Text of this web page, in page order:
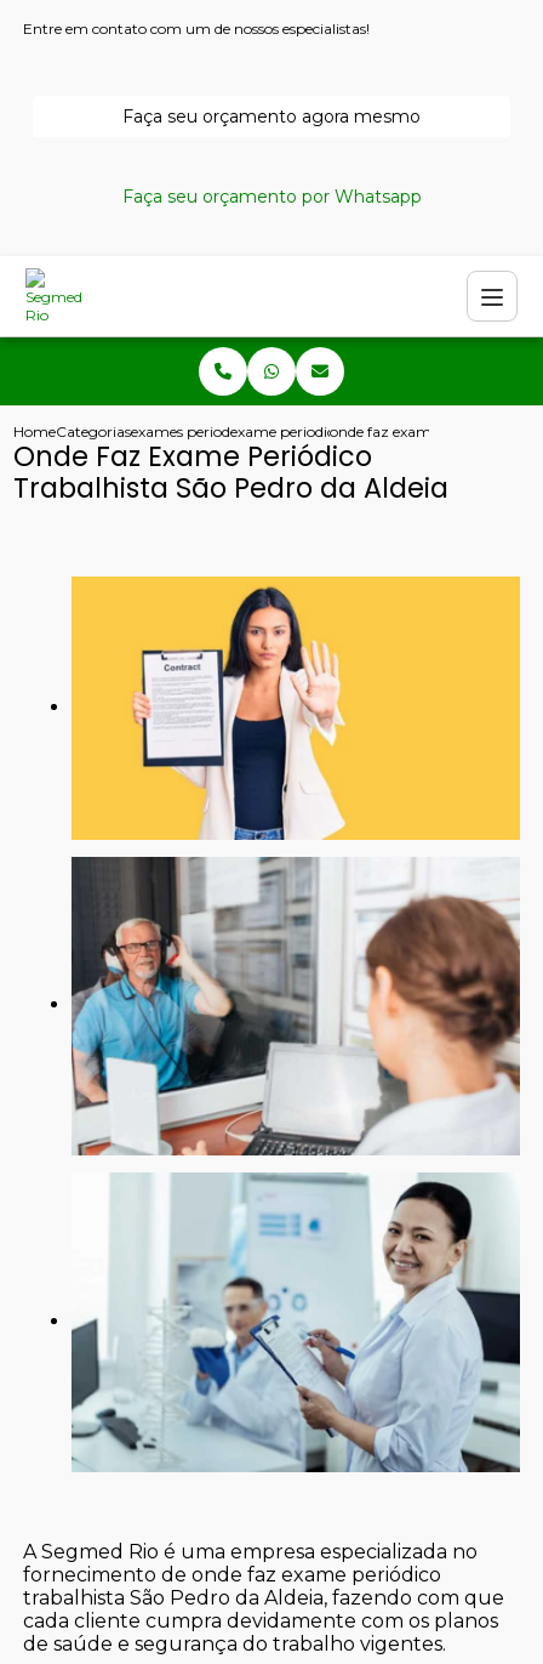
Entre em contato com um de nossos especialistas!
Faça seu orçamento agora mesmo
Faça seu orçamento por Whatsapp
HomeCategoriasexames periodicosexame periodico de empresa
onde faz exame periodico
Onde Faz Exame Periódico
Trabalhista São Pedro da Aldeia
A Segmed Rio é uma empresa especializada no
fornecimento de onde faz exame periódico
trabalhista São Pedro da Aldeia, fazendo com que
cada cliente cumpra devidamente com os planos
de saúde e segurança do trabalho vigentes.